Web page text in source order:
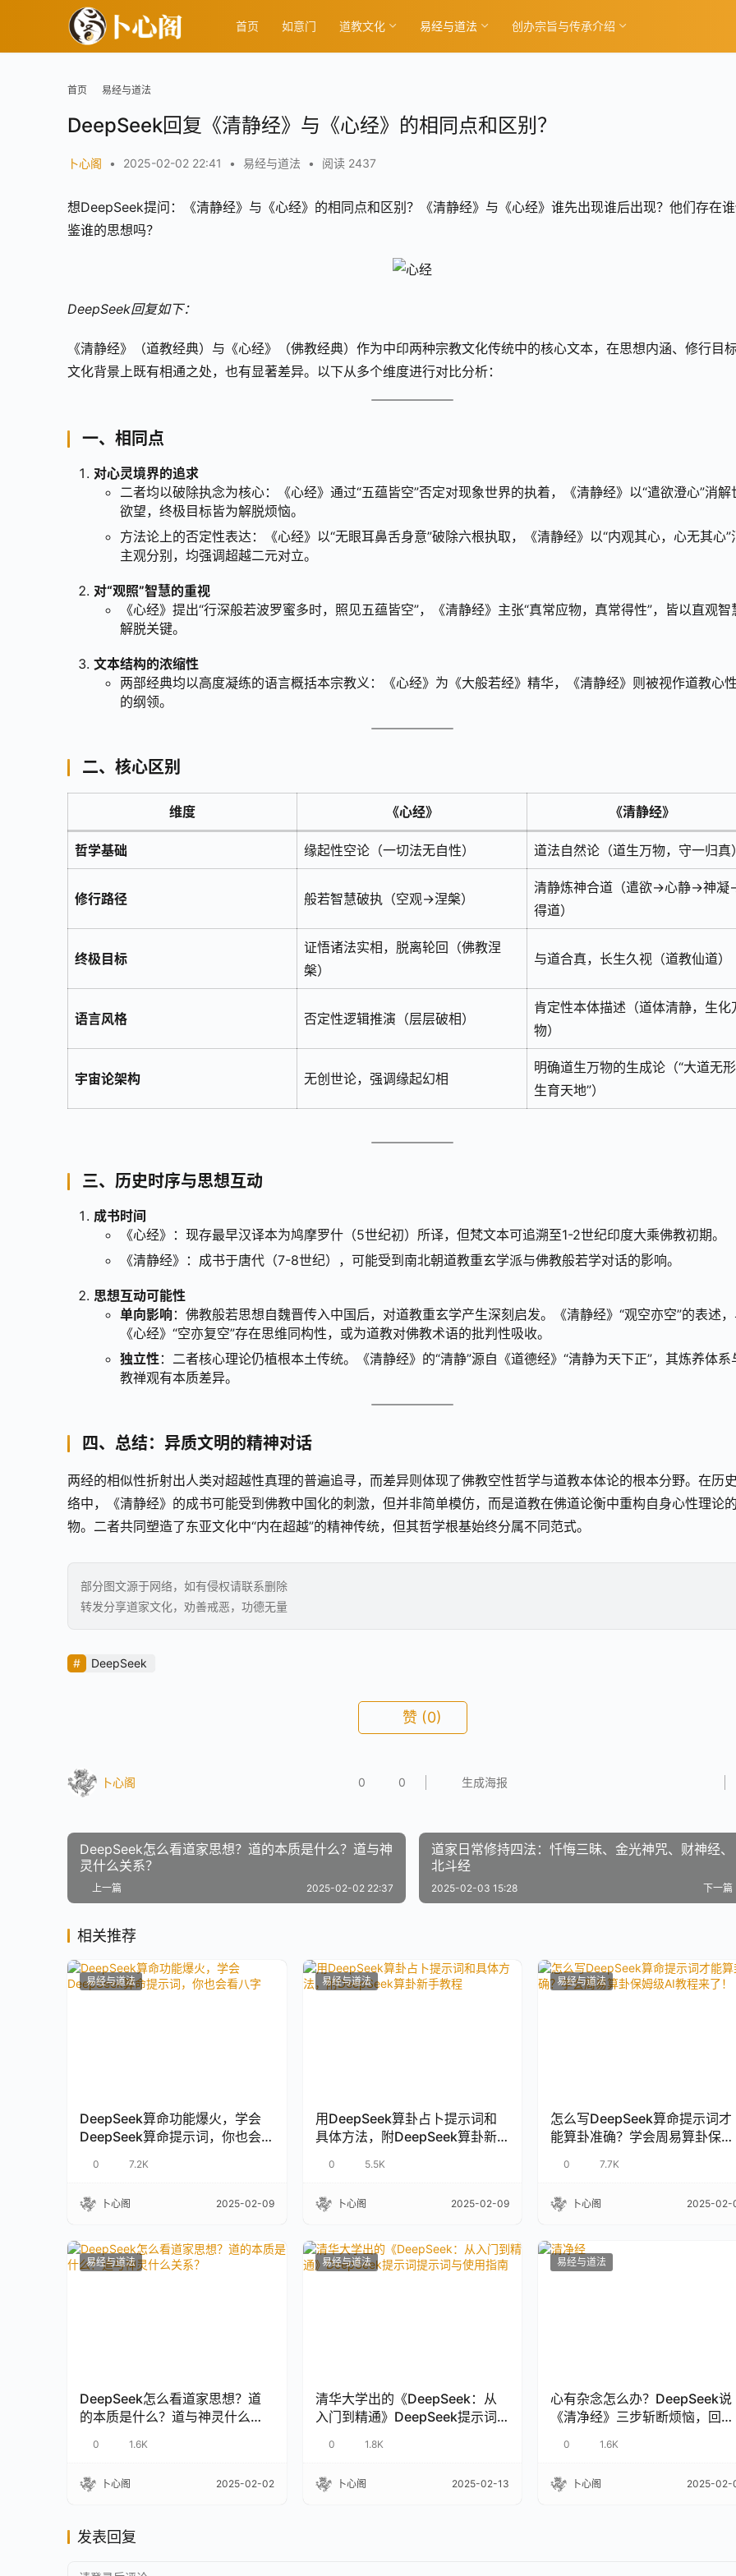
首页 如意门 道教文化 易经与道法 创办宗旨与传承介绍
首页 易经与道法
DeepSeek回复《清静经》与《心经》的相同点和区别？
卜心阁 • 2025-02-02 22:41 • 易经与道法 • 阅读 2437
想DeepSeek提问：《清静经》与《心经》的相同点和区别？《清静经》与《心经》谁先出现谁后出现？他们存在
鉴谁的思想吗？
DeepSeek回复如下：
《清静经》（道教经典）与《心经》（佛教经典）作为中印两种宗教文化传统中的核心文本，在思想内涵、修行目
文化背景上既有相通之处，也有显著差异。以下从多个维度进行对比分析：
一、相同点
对心灵境界的追求
二者均以破除执念为核心：《心经》通过“五蕴皆空”否定对现象世界的执着，《清静经》以“遣欲澄心”消解
欲望，终极目标皆为解脱烦恼。
方法论上的否定性表达：《心经》以“无眼耳鼻舌身意”破除六根执取，《清静经》以“内观其心，心无其心”
主观分别，均强调超越二元对立。
对“观照”智慧的重视
《心经》提出“行深般若波罗蜜多时，照见五蕴皆空”，《清静经》主张“真常应物，真常得性”，皆以直观智
解脱关键。
文本结构的浓缩性
两部经典均以高度凝练的语言概括本宗教义：《心经》为《大般若经》精华，《清静经》则被视作道教心
的纲领。
二、核心区别
维度 《心经》 《清静经》
哲学基础 缘起性空论（一切法无自性） 道法自然论（道生万物，守一归真
修行路径 般若智慧破执（空观→涅槃）
清静炼神合道（遣欲→心静→神
得道）
终极目标
证悟诸法实相，脱离轮回（佛教涅
槃）
与道合真，长生久视（道教仙道）
语言风格 否定性逻辑推演（层层破相）
肯定性本体描述（道体清静，生化
物）
宇宙论架构 无创世论，强调缘起幻相
明确道生万物的生成论（“大道无
生育天地”）
三、历史时序与思想互动
成书时间
《心经》：现存最早汉译本为鸠摩罗什（5世纪初）所译，但梵文本可追溯至1-2世纪印度大乘佛教初期。
《清静经》：成书于唐代（7-8世纪），可能受到南北朝道教重玄学派与佛教般若学对话的影响。
思想互动可能性
单向影响：佛教般若思想自魏晋传入中国后，对道教重玄学产生深刻启发。《清静经》“观空亦空”的表述
《心经》“空亦复空”存在思维同构性，或为道教对佛教术语的批判性吸收。
独立性：二者核心理论仍植根本土传统。《清静经》的“清静”源自《道德经》“清静为天下正”，其炼养体系
教禅观有本质差异。
四、总结：异质文明的精神对话
两经的相似性折射出人类对超越性真理的普遍追寻，而差异则体现了佛教空性哲学与道教本体论的根本分野。在历
络中，《清静经》的成书可能受到佛教中国化的刺激，但并非简单模仿，而是道教在佛道论衡中重构自身心性理论
物。二者共同塑造了东亚文化中“内在超越”的精神传统，但其哲学根基始终分属不同范式。
部分图文源于网络，如有侵权请联系删除
转发分享道家文化，劝善戒恶，功德无量
DeepSeek
赞 (0)
卜心阁 0 0 生成海报
DeepSeek怎么看道家思想？道的本质是什么？道与神
灵什么关系？
上一篇 2025-02-02 22:37
道家日常修持四法：忏悔三昧、金光神咒、财神经、
北斗经
下一篇
2025-02-03 15:28
相关推荐
易经与道法
DeepSeek算命功能爆火，学会
DeepSeek算命提示词，你也会
0 7.2K
卜心阁 2025-02-09
易经与道法
用DeepSeek算卦占卜提示词和
具体方法，附DeepSeek算卦新
0 5.5K
卜心阁 2025-02-09
易经与道法
怎么写DeepSeek算命提示词才
能算卦准确？学会周易算卦保姆
0 7.7K
卜心阁 2025-02-
易经与道法
DeepSeek怎么看道家思想？道
的本质是什么？道与神灵什么关
0 1.6K
卜心阁 2025-02-02
易经与道法
清华大学出的《DeepSeek：从
入门到精通》DeepSeek提示词
0 1.8K
卜心阁 2025-02-13
易经与道法
心有杂念怎么办？DeepSeek说
《清净经》三步斩断烦恼，回归
0 1.6K
卜心阁 2025-02-
发表回复